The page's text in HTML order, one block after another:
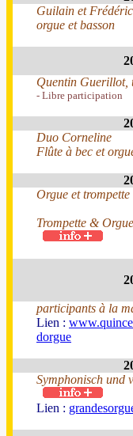
Guilain et
orgue et basson
Quentin Guerillot,
- Libre participation
Duo Corneline
Flûte à bec et
Orgue et trompette
Trompette &
participants à la
Lien :
dorgue
Symphonisch und
Lien :